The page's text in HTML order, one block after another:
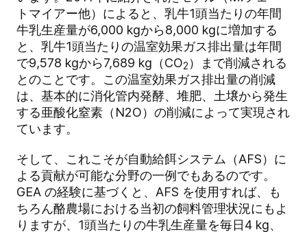
トマイアー他）によると、乳牛1頭当たりの年間
牛乳生産量が6,000 kgから8,000 kgに増加する
と、乳牛1頭当たりの温室効果ガス排出量は年間
で9,578 kgから7,689 kg（CO2 ）まで削減される
とのことです。この温室効果ガス排出量の削減
は、基本的に消化管内発酵、堆肥、土壌から発生
する亜酸化窒素（N2O）の削減によって実現され
ています。
そして、これこそが自動給餌システム（AFS）に
よる貢献が可能な分野の一例でもあるのです。
GEA の経験に基づくと、AFS を使用すれば、も
ちろん酪農場における当初の飼料管理状況にもよ
りますが、1頭当たりの牛乳生産量を毎日4 kg、